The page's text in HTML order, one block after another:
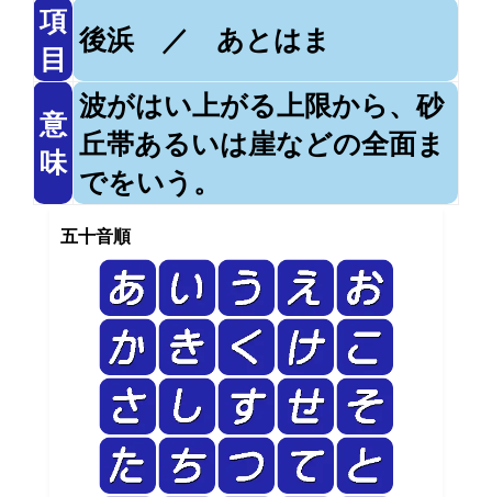
項
目
後浜 ／ あとはま
意
味
波がはい上がる上限から、砂
丘帯あるいは崖などの全面ま
でをいう。
五十音順